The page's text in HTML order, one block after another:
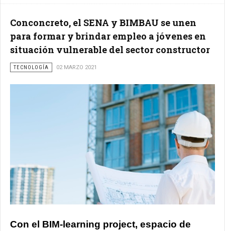
Conconcreto, el SENA y BIMBAU se unen
para formar y brindar empleo a jóvenes en
situación vulnerable del sector constructor
TECNOLOGÍA 02 MARZO 2021
Con el BIM-learning project, espacio de